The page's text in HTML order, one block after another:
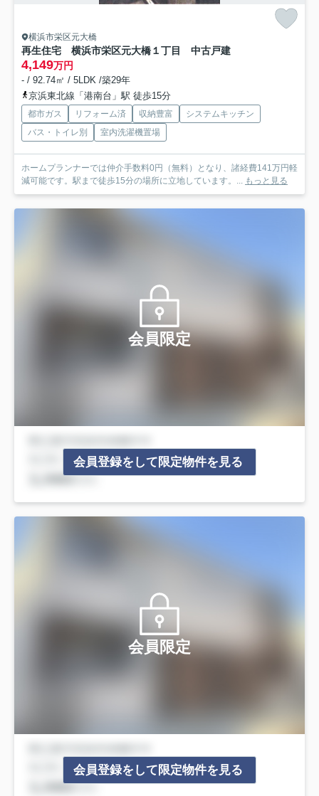
横浜市栄区元大橋
再生住宅 横浜市栄区元大橋１丁目 中古戸建
4,149万円
- / 92.74㎡ / 5LDK /築29年
京浜東北線「港南台」駅 徒歩15分
都市ガス リフォーム済 収納豊富
システムキッチン
バス・トイレ別
室内洗濯機置場
ホームプランナーでは仲介手数料0円（無料）となり、諸経費141万円軽
減可能です。駅まで徒歩15分の場所に立地しています。... もっと見る
会員限定
会員登録をして限定物件を見る
会員限定
会員登録をして限定物件を見る